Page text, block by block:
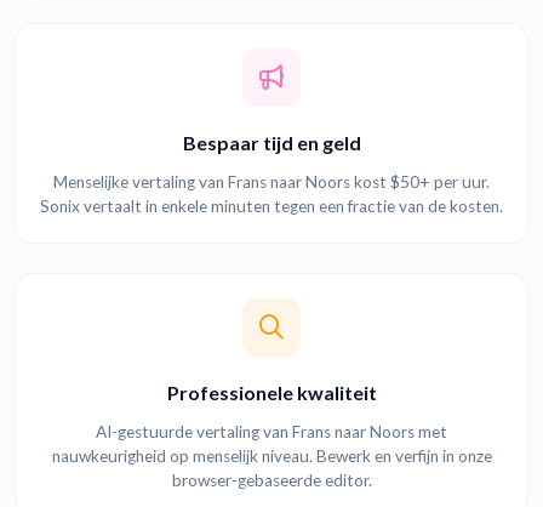
Bespaar tijd en geld
Menselijke vertaling van Frans naar Noors kost $50+ per uur.
Sonix vertaalt in enkele minuten tegen een fractie van de kosten.
Professionele kwaliteit
AI-gestuurde vertaling van Frans naar Noors met
nauwkeurigheid op menselijk niveau. Bewerk en verfijn in onze
browser-gebaseerde editor.